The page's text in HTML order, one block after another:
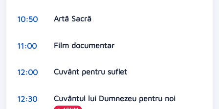
10:50 Artă Sacră
11:00 Film documentar
12:00 Cuvânt pentru suflet
12:30 Cuvântul lui Dumnezeu pentru noi